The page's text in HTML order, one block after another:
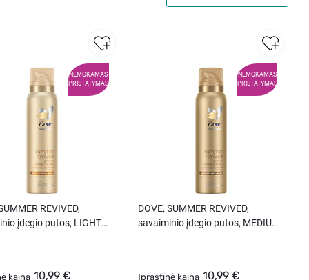
NEMOKAMAS
PRISTATYMAS
REVIVED,
įdegio putos, LIGHT
kaina 10,99 €
NEMOKAMAS
PRISTATYMAS
DOVE, SUMMER REVIVED,
savaiminio įdegio putos, MEDIUM
Įprastinė kaina 10,99 €